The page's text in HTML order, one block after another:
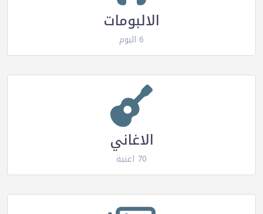
الالبومات
6 البوم
الاغاني
70 اغنية